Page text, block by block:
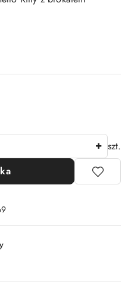
szt.